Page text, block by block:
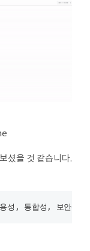
셨을 것 같습니다.